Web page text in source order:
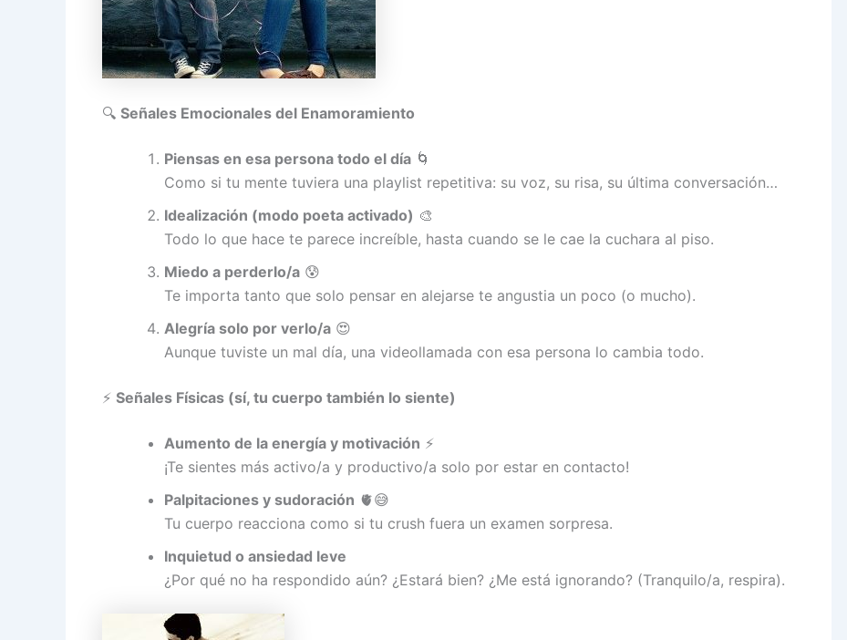
🔍 Señales Emocionales del Enamoramiento
Piensas en esa persona todo el día 🌀
Como si tu mente tuviera una playlist repetitiva: su voz, su risa, su última conversación…
Idealización (modo poeta activado) 🎨
Todo lo que hace te parece increíble, hasta cuando se le cae la cuchara al piso.
Miedo a perderlo/a 😰
Te importa tanto que solo pensar en alejarse te angustia un poco (o mucho).
Alegría solo por verlo/a 😍
Aunque tuviste un mal día, una videollamada con esa persona lo cambia todo.
⚡ Señales Físicas (sí, tu cuerpo también lo siente)
Aumento de la energía y motivación ⚡
¡Te sientes más activo/a y productivo/a solo por estar en contacto!
Palpitaciones y sudoración 🫀😅
Tu cuerpo reacciona como si tu crush fuera un examen sorpresa.
Inquietud o ansiedad leve
¿Por qué no ha respondido aún? ¿Estará bien? ¿Me está ignorando? (Tranquilo/a, respira).